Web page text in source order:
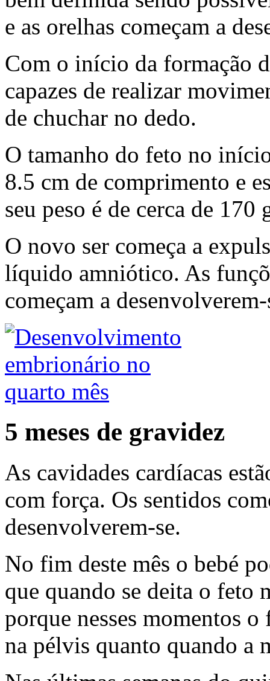
e as orelhas começam a
Com o início da formação
capazes de realizar
de chuchar no dedo.
O tamanho do feto no
8.5 cm de comprimento e
seu peso é de cerca de 170
O novo ser começa a
líquido amniótico. As
começam a
5 meses de gravidez
As cavidades cardíacas
com força. Os sentidos
desenvolverem-se.
No fim deste mês o bebé
que quando se deita o feto
porque nesses momentos
na pélvis quanto quando a